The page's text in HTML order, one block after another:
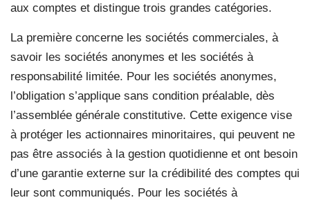
aux comptes et distingue trois grandes catégories.
La première concerne les sociétés commerciales, à
savoir les sociétés anonymes et les sociétés à
responsabilité limitée. Pour les sociétés anonymes,
l’obligation s’applique sans condition préalable, dès
l’assemblée générale constitutive. Cette exigence vise
à protéger les actionnaires minoritaires, qui peuvent ne
pas être associés à la gestion quotidienne et ont besoin
d’une garantie externe sur la crédibilité des comptes qui
leur sont communiqués. Pour les sociétés à